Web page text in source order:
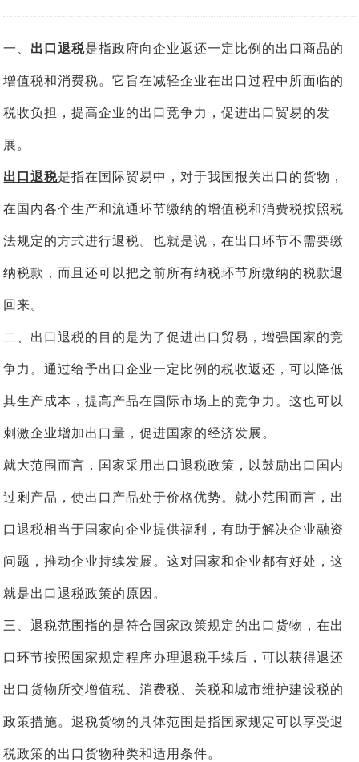
一、 出口退税是指政府向企业返还一定比例的出口商品的
增值税和消费税。它旨在减轻企业在出口过程中所面临的
税收负担，提高企业的出口竞争力，促进出口贸易的发
展。
出口退税是指在国际贸易中，对于我国报关出口的货物，
在国内各个生产和流通环节缴纳的增值税和消费税按照税
法规定的方式进行退税。也就是说，在出口环节不需要缴
纳税款，而且还可以把之前所有纳税环节所缴纳的税款退
回来。
二、出口退税的目的是为了促进出口贸易，增强国家的竞
争力。通过给予出口企业一定比例的税收返还，可以降低
其生产成本，提高产品在国际市场上的竞争力。这也可以
刺激企业增加出口量，促进国家的经济发展。
就大范围而言，国家采用出口退税政策，以鼓励出口国内
过剩产品，使出口产品处于价格优势。就小范围而言，出
口退税相当于国家向企业提供福利，有助于解决企业融资
问题，推动企业持续发展。这对国家和企业都有好处，这
就是出口退税政策的原因。
三、退税范围指的是符合国家政策规定的出口货物，在出
口环节按照国家规定程序办理退税手续后，可以获得退还
出口货物所交增值税、消费税、关税和城市维护建设税的
政策措施。退税货物的具体范围是指国家规定可以享受退
税政策的出口货物种类和适用条件。